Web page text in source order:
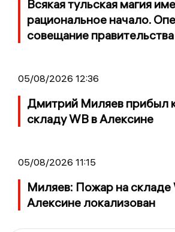
Всякая тульская магия
рациональное начало.
совещание правительства
05/08/2026 12:36
Дмитрий Миляев прибыл
складу WB в Алексине
05/08/2026 11:15
Миляев: Пожар на складе
Алексине локализован